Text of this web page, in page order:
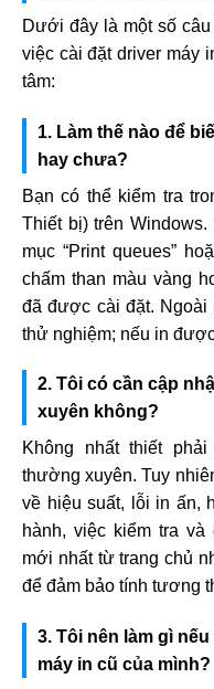
Dưới đây là một số
việc cài đặt driver máy
tâm:
1. Làm thế nào để
hay chưa?
Bạn có thể kiểm tra
Thiết bị) trên
mục “Print queues”
chấm than màu vàng
đã được cài đặt. Ngoài
thử nghiệm; nếu in
2. Tôi có cần cập
xuyên không?
Không nhất thiết
thường xuyên. Tuy
về hiệu suất, lỗi in ấn,
hành, việc kiểm tra
mới nhất từ trang chủ
để đảm bảo tính tương
3. Tôi nên làm gì
máy in cũ của mình?